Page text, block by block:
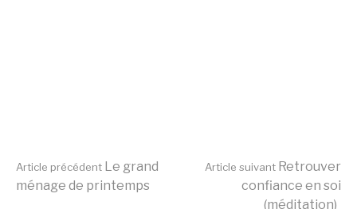
Lire
Article précédent Le grand
ménage de printemps
Article suivant Retrouver
confiance en soi
(méditation)